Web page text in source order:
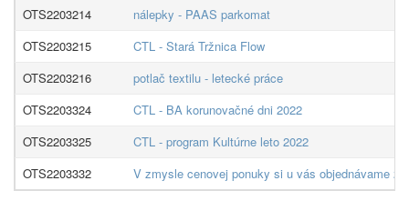
OTS2203214
nálepky - PAAS parkomat
OTS2203215
CTL - Stará Tržnica Flow
OTS2203216
potlač textilu - letecké práce
OTS2203324
CTL - BA korunovačné dni 2022
OTS2203325
CTL - program Kultúrne leto 2022
OTS2203332
V zmysle cenovej ponuky si u vás objednávame